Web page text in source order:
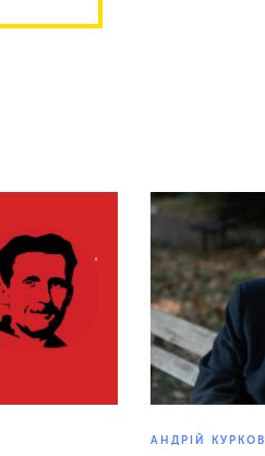
АНДРІЙ КУРКОВ